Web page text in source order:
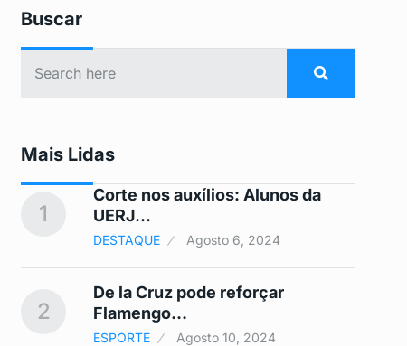
Buscar
Mais Lidas
1
Corte nos auxílios: Alunos da
UERJ…
DESTAQUE Agosto 6, 2024
2
De la Cruz pode reforçar
Flamengo…
ESPORTE Agosto 10, 2024